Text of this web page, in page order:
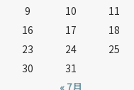
9
10 11
16
17 18
23
24 25
30
31